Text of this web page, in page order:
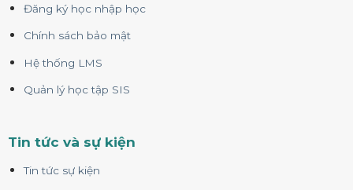
Đăng ký học nhập học
Chính sách bảo mật
Hệ thống LMS
Quản lý học tập SIS
Tin tức và sự kiện
Tin tức sự kiện